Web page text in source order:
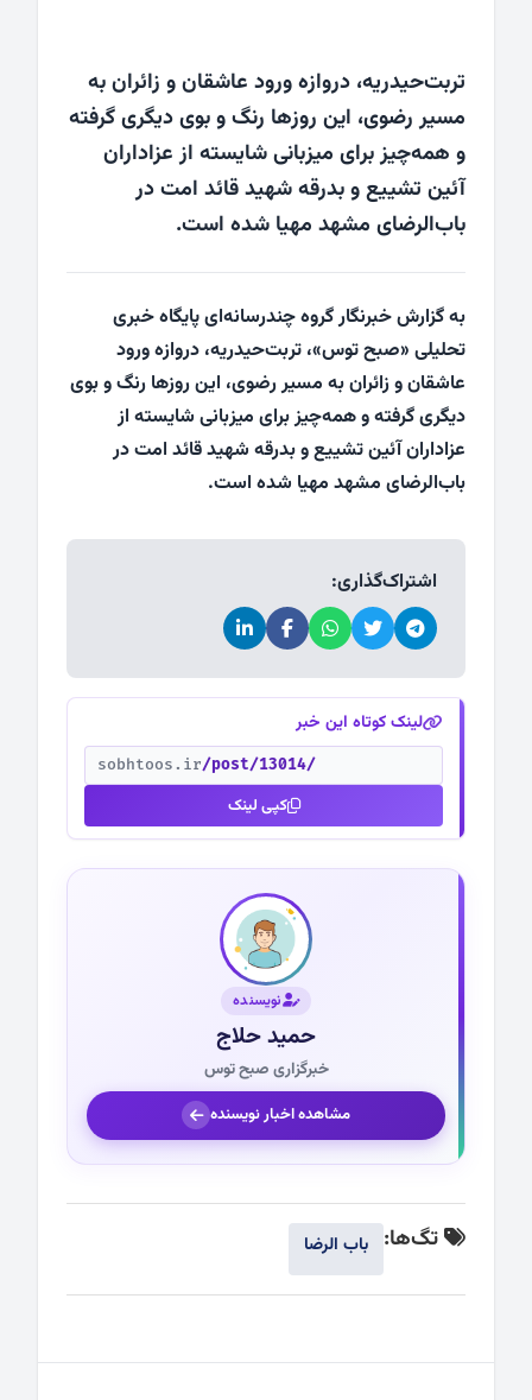
تربت‌حیدریه، دروازه ورود عاشقان و زائران به
مسیر رضوی، این روزها رنگ و بوی دیگری گرفته
و همه‌چیز برای میزبانی شایسته از عزاداران
آئین تشییع و بدرقه شهید قائد امت در
باب‌الرضای مشهد مهیا شده است.
به گزارش خبرنگار گروه چندرسانه‌ای پایگاه خبری
تحلیلی «صبح توس»، تربت‌حیدریه، دروازه ورود
عاشقان و زائران به مسیر رضوی، این روزها رنگ و بوی
دیگری گرفته و همه‌چیز برای میزبانی شایسته از
عزاداران آئین تشییع و بدرقه شهید قائد امت در
باب‌الرضای مشهد مهیا شده است.
اشتراک‌گذاری:
لینک کوتاه این خبر
sobhtoos.ir/post/13014/
کپی لینک
نویسنده
حمید حلاج
خبرگزاری صبح توس
مشاهده اخبار نویسنده
تگ‌ها: باب الرضا